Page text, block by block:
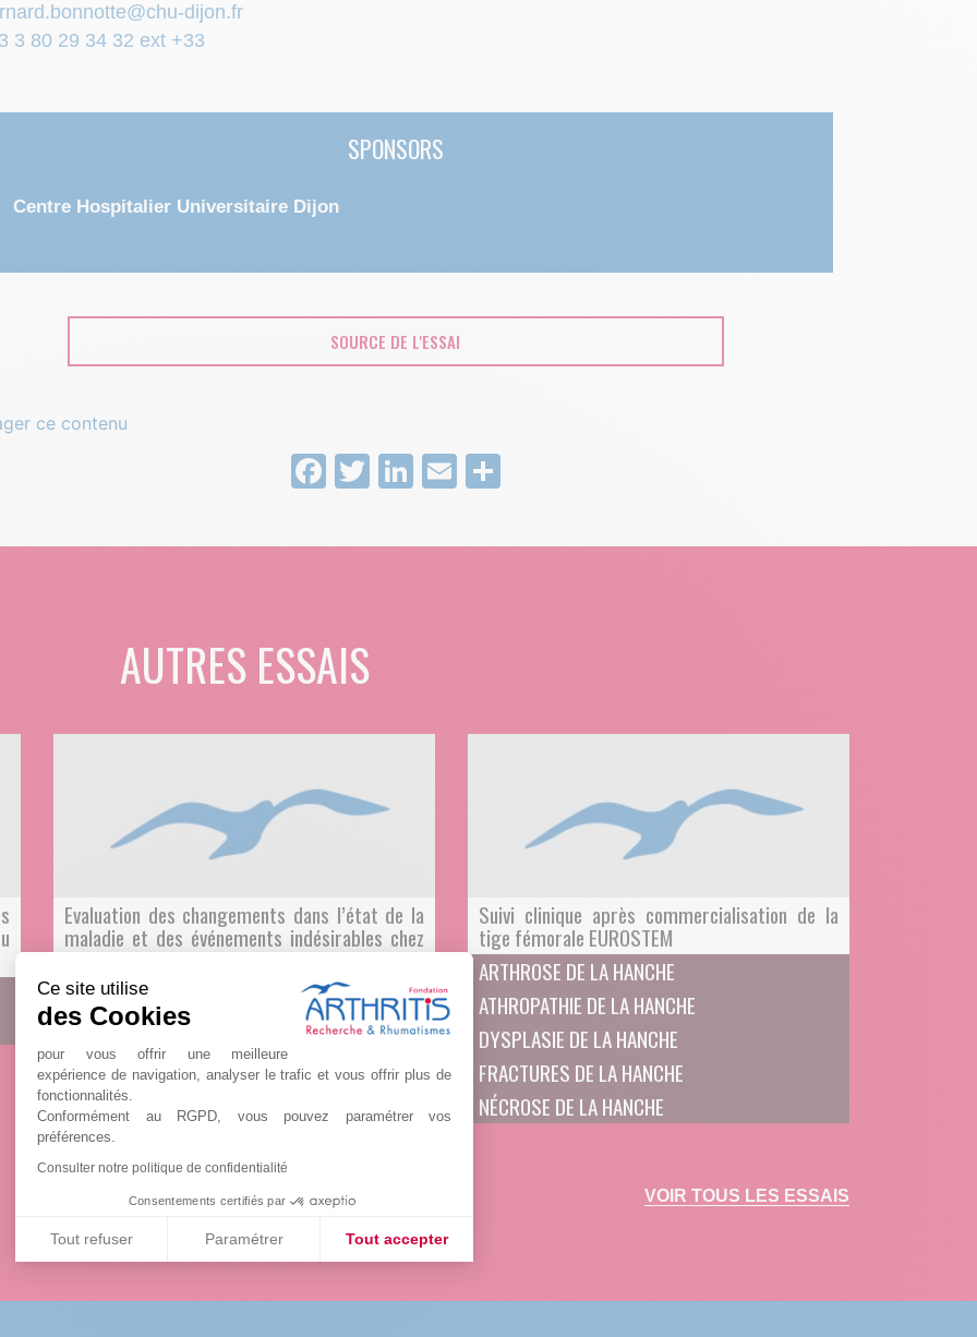
Ce site utilise
des Cookies
pour vous offrir une meilleure
expérience de navigation, analyser le trafic et vous offrir plus de
fonctionnalités.
Conformément au RGPD, vous pouvez paramétrer vos
préférences.
Consulter notre politique de confidentialité
Consentements certifiés par
Tout refuser Paramétrer Tout accepter
dijon.fr
3 80 29 34 32 ext +33
SPONSORS
Centre Hospitalier Universitaire Dijon
SOURCE DE L'ESSAI
ce contenu
Facebook
Twitter
LinkedIn
EmailPartager
AUTRES ESSAIS
Evaluation des changements dans l’état de la
maladie et des événements indésirables chez
des patients adultes atteints de polymyalgie
rhumatismale (PMR) dépendant d’un
traitement aux glucocorticoïdes et recevant
des injections sous-cutanées d’ABBV-154
LA POLYMYALGIE RHUMATISMALE
Suivi clinique après commercialisation de la
tige fémorale EUROSTEM
ARTHROSE DE LA HANCHE
ATHROPATHIE DE LA HANCHE
DYSPLASIE DE LA HANCHE
FRACTURES DE LA HANCHE
NÉCROSE DE LA HANCHE
VOIR TOUS LES ESSAIS